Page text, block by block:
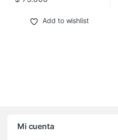
Add to wishlist
Mi cuenta